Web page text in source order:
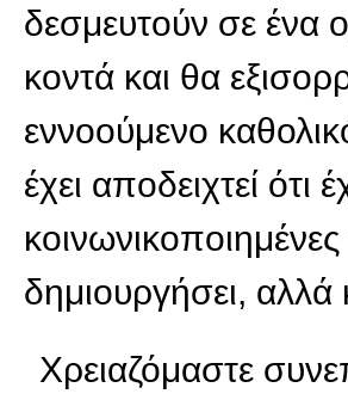
δεσμευτούν σε ένα
κοντά και θα
εννοούμενο
έχει αποδειχτεί ότι
δημιουργήσει,
Χρειαζόμαστε